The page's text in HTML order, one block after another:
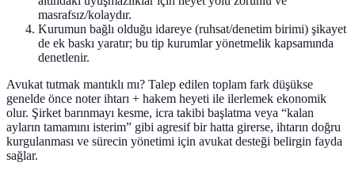
masrafsız/kolaydır.
Kurumun bağlı olduğu idareye (ruhsat/denetim birimi) şikayet
de ek baskı yaratır; bu tip kurumlar yönetmelik kapsamında
denetlenir.
Avukat tutmak mantıklı mı? Talep edilen toplam fark düşükse
genelde önce noter ihtarı + hakem heyeti ile ilerlemek ekonomik
olur. Şirket barınmayı kesme, icra takibi başlatma veya “kalan
ayların tamamını isterim” gibi agresif bir hatta girerse, ihtarın doğru
kurgulanması ve sürecin yönetimi için avukat desteği belirgin fayda
sağlar.